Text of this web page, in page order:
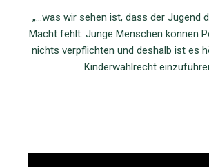
„…was wir sehen ist, dass der Jugend
Macht fehlt. Junge Menschen können
nichts verpflichten und deshalb ist es
Kinderwahlrecht